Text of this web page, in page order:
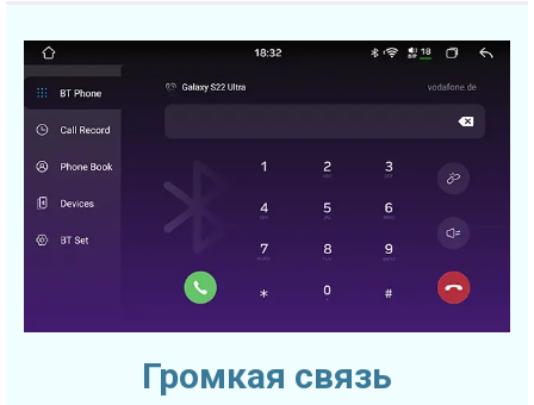
Громкая связь